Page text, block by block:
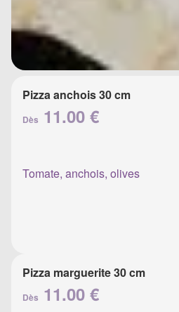
Pizza anchois 30 cm
Dès 11.00 €
Tomate, anchois, olives
Pizza marguerite 30 cm
Dès 11.00 €